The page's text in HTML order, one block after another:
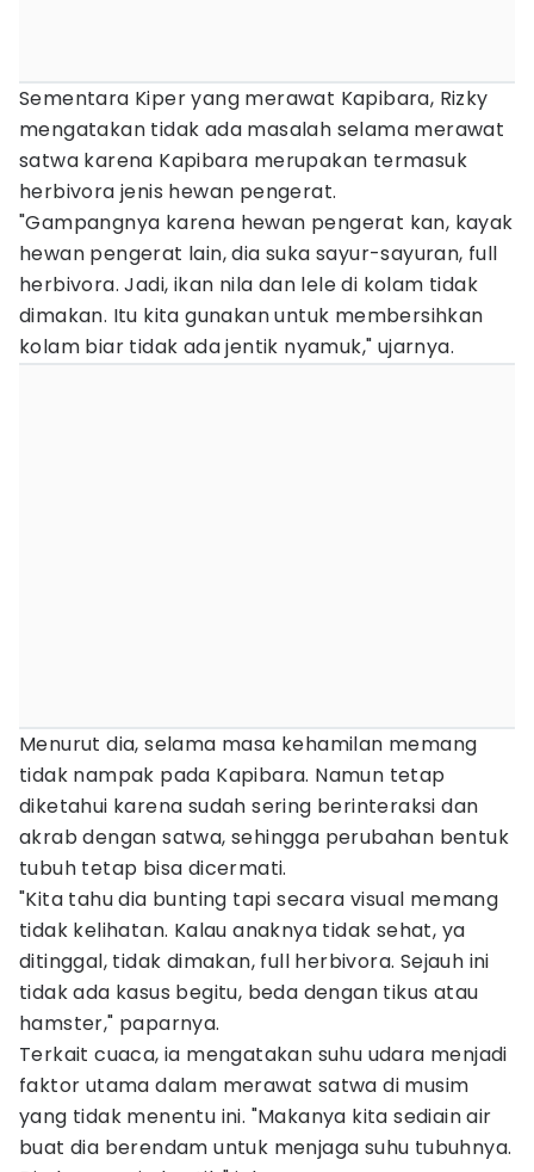
Sementara Kiper yang merawat Kapibara, Rizky
mengatakan tidak ada masalah selama merawat
satwa karena Kapibara merupakan termasuk
herbivora jenis hewan pengerat.
"Gampangnya karena hewan pengerat kan, kayak
hewan pengerat lain, dia suka sayur-sayuran, full
herbivora. Jadi, ikan nila dan lele di kolam tidak
dimakan. Itu kita gunakan untuk membersihkan
kolam biar tidak ada jentik nyamuk," ujarnya.
Menurut dia, selama masa kehamilan memang
tidak nampak pada Kapibara. Namun tetap
diketahui karena sudah sering berinteraksi dan
akrab dengan satwa, sehingga perubahan bentuk
tubuh tetap bisa dicermati.
"Kita tahu dia bunting tapi secara visual memang
tidak kelihatan. Kalau anaknya tidak sehat, ya
ditinggal, tidak dimakan, full herbivora. Sejauh ini
tidak ada kasus begitu, beda dengan tikus atau
hamster," paparnya.
Terkait cuaca, ia mengatakan suhu udara menjadi
faktor utama dalam merawat satwa di musim
yang tidak menentu ini. "Makanya kita sediain air
buat dia berendam untuk menjaga suhu tubuhnya.